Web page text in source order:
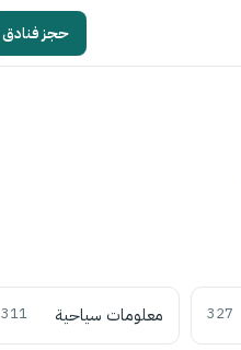
حجز فنادق
327 معلومات سياحية 311